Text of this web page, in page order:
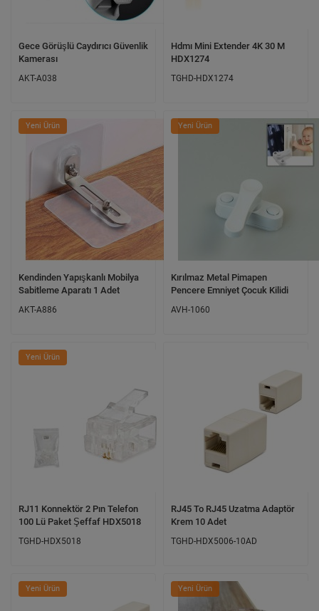
Gece Görüşlü Caydırıcı Güvenlik
Kamerası
AKT-A038
Hdmı Mini Extender 4K 30 M
HDX1274
TGHD-HDX1274
Yeni Ürün
Kendinden Yapışkanlı Mobilya
Sabitleme Aparatı 1 Adet
AKT-A886
Yeni Ürün
Kırılmaz Metal Pimapen
Pencere Emniyet Çocuk Kilidi
AVH-1060
Yeni Ürün
RJ11 Konnektör 2 Pın Telefon
100 Lü Paket Şeffaf HDX5018
TGHD-HDX5018
RJ45 To RJ45 Uzatma Adaptör
Krem 10 Adet
TGHD-HDX5006-10AD
Yeni Ürün Yeni Ürün